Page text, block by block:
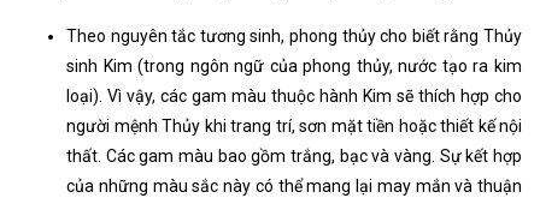
Theo nguyên tắc tương sinh, phong thủy cho biết rằng Thủy
sinh Kim (trong ngôn ngữ của phong thủy, nước tạo ra kim
loại). Vì vậy, các gam màu thuộc hành Kim sẽ thích hợp cho
người mệnh Thủy khi trang trí, sơn mặt tiền hoặc thiết kế nội
thất. Các gam màu bao gồm trắng, bạc và vàng. Sự kết hợp
của những màu sắc này có thể mang lại may mắn và thuận